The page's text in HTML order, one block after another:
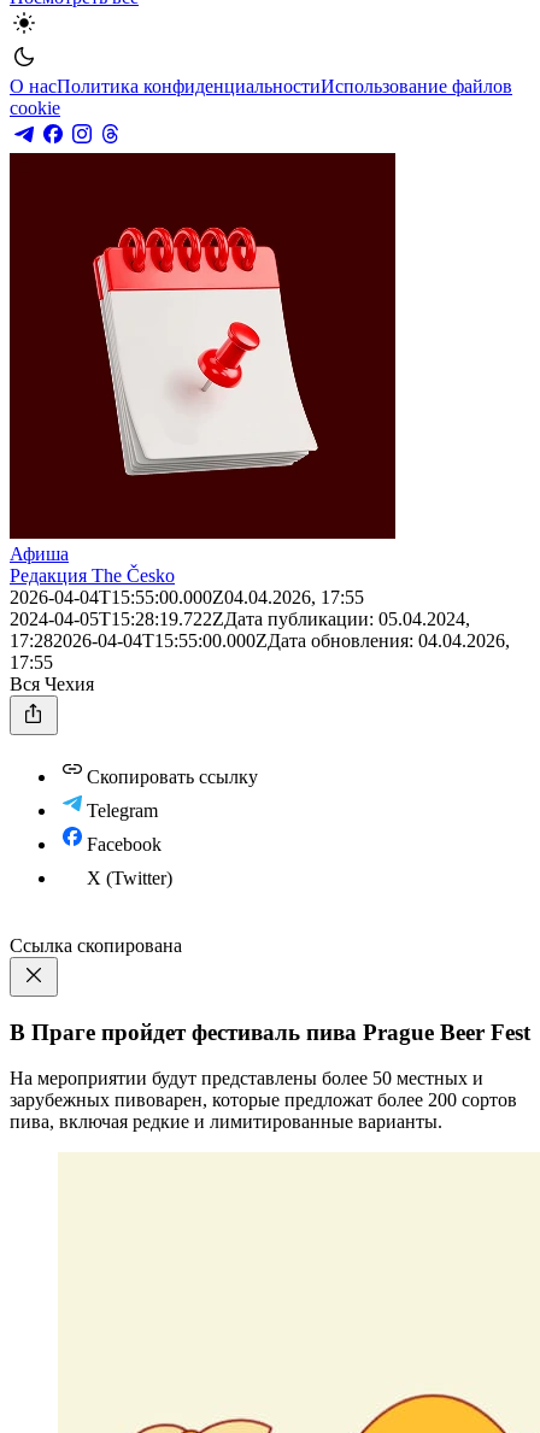
О насПолитика конфиденциальностиИспользование файлов
cookie
Афиша
Редакция The Česko
2026-04-04T15:55:00.000Z04.04.2026, 17:55
2024-04-05T15:28:19.722ZДата публикации: 05.04.2024,
17:282026-04-04T15:55:00.000ZДата обновления: 04.04.2026,
17:55
Вся Чехия
Скопировать ссылку
Telegram
Facebook
X (Twitter)
Ссылка скопирована
В Праге пройдет фестиваль пива Prague Beer Fest
На мероприятии будут представлены более 50 местных и
зарубежных пивоварен, которые предложат более 200 сортов
пива, включая редкие и лимитированные варианты.